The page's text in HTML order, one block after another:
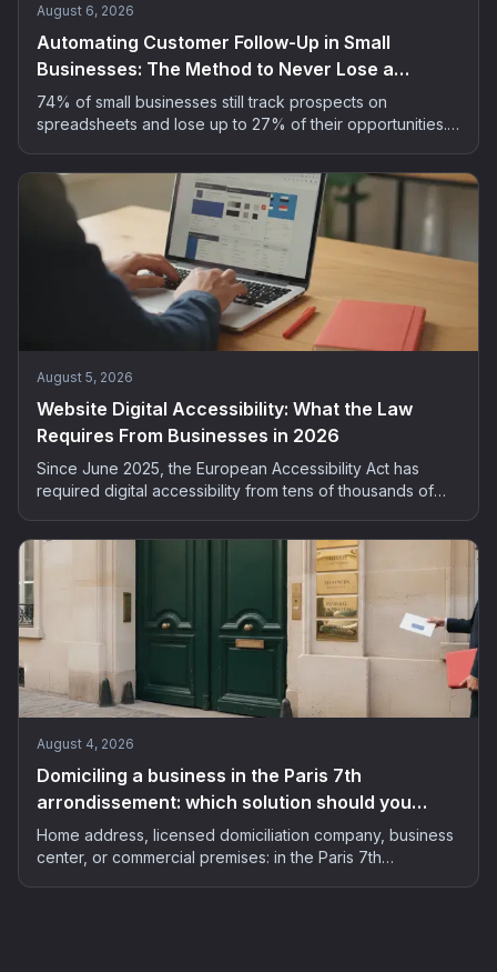
August 6, 2026
Automating Customer Follow-Up in Small
Businesses: The Method to Never Lose a
Prospect
74% of small businesses still track prospects on
spreadsheets and lose up to 27% of their opportunities.
without spending your evenings on it.
August 5, 2026
Website Digital Accessibility: What the Law
Requires From Businesses in 2026
Since June 2025, the European Accessibility Act has
required digital accessibility from tens of thousands of
and how to bring your site into compliance: the complete
August 4, 2026
Domiciling a business in the Paris 7th
arrondissement: which solution should you
choose in 2026?
Home address, licensed domiciliation company, business
center, or commercial premises: in the Paris 7th